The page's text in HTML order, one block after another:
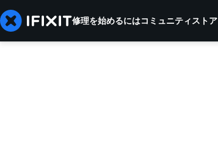
修理を始めるにはコミュニティストア